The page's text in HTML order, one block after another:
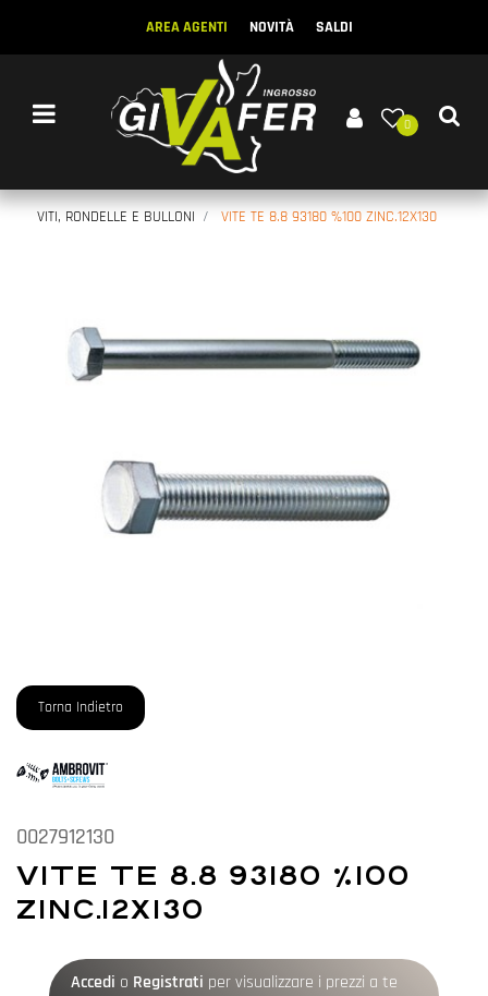
AREA AGENTI NOVITÀ SALDI
Open menu
0
VITI, RONDELLE E BULLONI VITE TE 8.8 93180 %100 ZINC.12X130
Torna Indietro
0027912130
VITE TE 8.8 93180 %100
ZINC.12X130
Accedi o Registrati per visualizzare i prezzi a te